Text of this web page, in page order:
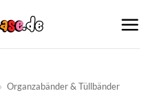
Organzabänder & Tüllbänder